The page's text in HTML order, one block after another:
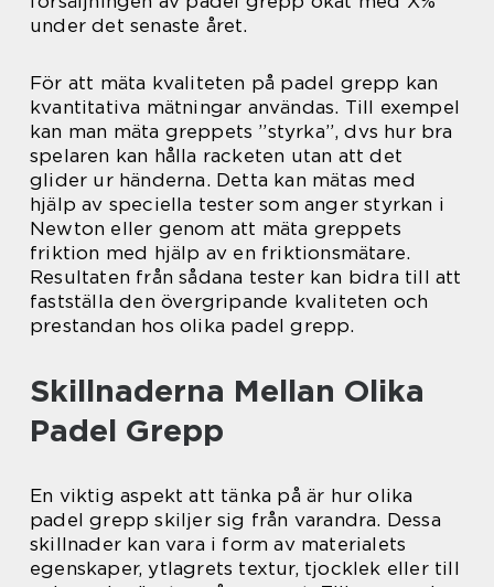
under det senaste året.
För att mäta kvaliteten på padel grepp kan
kvantitativa mätningar användas. Till exempel
kan man mäta greppets ”styrka”, dvs hur bra
spelaren kan hålla racketen utan att det
glider ur händerna. Detta kan mätas med
hjälp av speciella tester som anger styrkan i
Newton eller genom att mäta greppets
friktion med hjälp av en friktionsmätare.
Resultaten från sådana tester kan bidra till att
fastställa den övergripande kvaliteten och
prestandan hos olika padel grepp.
Skillnaderna Mellan Olika
Padel Grepp
En viktig aspekt att tänka på är hur olika
padel grepp skiljer sig från varandra. Dessa
skillnader kan vara i form av materialets
egenskaper, ytlagrets textur, tjocklek eller till